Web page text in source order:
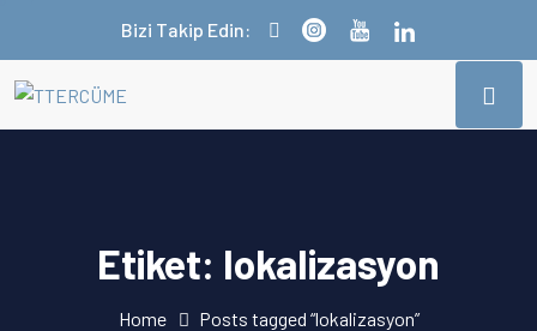
Bizi Takip Edin:
Etiket: lokalizasyon
Home Posts tagged “lokalizasyon”